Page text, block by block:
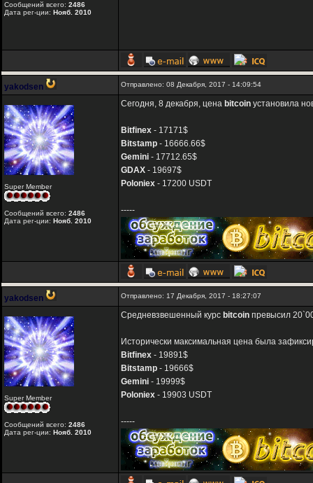
Сообщений всего: 2486
Дата рег-ции: Нояб. 2010
yakodsen Отправлено: 08 Декабря, 2017 - 14:09:54
Super Member
Сообщений всего: 2486
Дата рег-ции: Нояб. 2010
Сегодня, 8 декабря, цена bitcoin установила
Bitfinex - 17171$
Bitstamp - 16666.66$
Gemini - 17712.65$
GDAX - 19697$
Poloniex - 17200 USDT
-----
yakodsen Отправлено: 17 Декабря, 2017 - 18:27:07
Super Member
Сообщений всего: 2486
Дата рег-ции: Нояб. 2010
Средневзвешенный курс bitcoin превысил
Исторически максимальная цена была
Bitfinex - 19891$
Bitstamp - 19666$
Gemini - 19999$
Poloniex - 19903 USDT
-----